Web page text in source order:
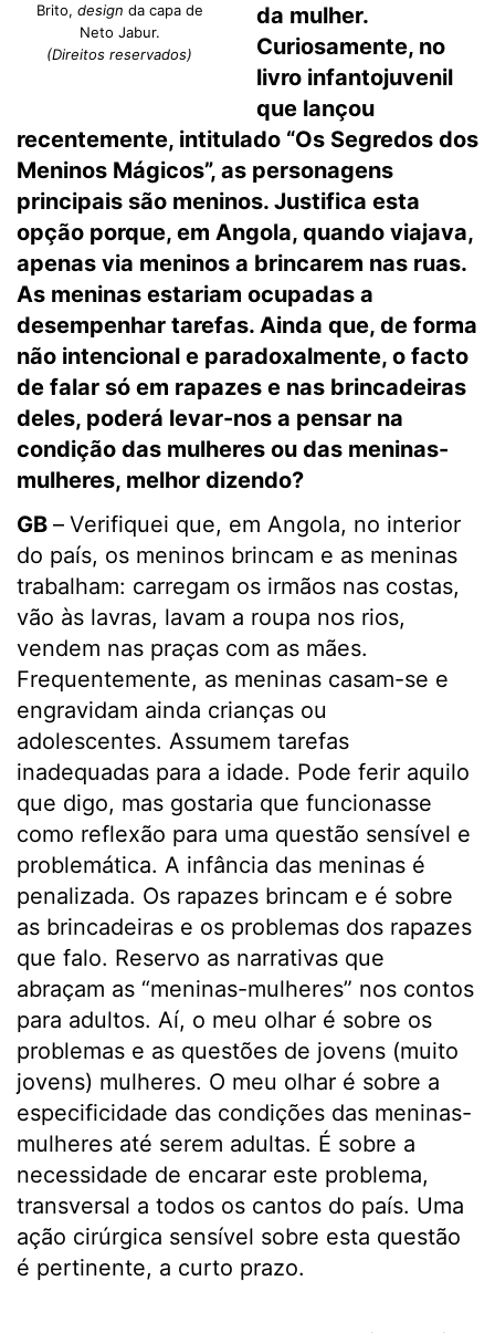
Brito, design da capa de
Neto Jabur.
(Direitos reservados)
da mulher.
Curiosamente, no
livro infantojuvenil
que lançou
recentemente, intitulado “Os Segredos dos
Meninos Mágicos”, as personagens
principais são meninos. Justifica esta
opção porque, em Angola, quando viajava,
apenas via meninos a brincarem nas ruas.
As meninas estariam ocupadas a
desempenhar tarefas. Ainda que, de forma
não intencional e paradoxalmente, o facto
de falar só em rapazes e nas brincadeiras
deles, poderá levar-nos a pensar na
condição das mulheres ou das meninas-
mulheres, melhor dizendo?
GB – Verifiquei que, em Angola, no interior
do país, os meninos brincam e as meninas
trabalham: carregam os irmãos nas costas,
vão às lavras, lavam a roupa nos rios,
vendem nas praças com as mães.
Frequentemente, as meninas casam-se e
engravidam ainda crianças ou
adolescentes. Assumem tarefas
inadequadas para a idade. Pode ferir aquilo
que digo, mas gostaria que funcionasse
como reflexão para uma questão sensível e
problemática. A infância das meninas é
penalizada. Os rapazes brincam e é sobre
as brincadeiras e os problemas dos rapazes
que falo. Reservo as narrativas que
abraçam as “meninas-mulheres” nos contos
para adultos. Aí, o meu olhar é sobre os
problemas e as questões de jovens (muito
jovens) mulheres. O meu olhar é sobre a
especificidade das condições das meninas-
mulheres até serem adultas. É sobre a
necessidade de encarar este problema,
transversal a todos os cantos do país. Uma
ação cirúrgica sensível sobre esta questão
é pertinente, a curto prazo.